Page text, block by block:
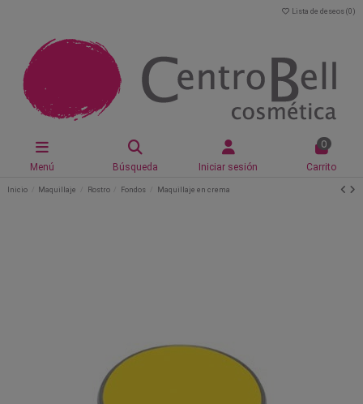
Lista de deseos (0 )
Menú Búsqueda Iniciar sesión
0
Carrito
Inicio Maquillaje Rostro Fondos Maquillaje en crema